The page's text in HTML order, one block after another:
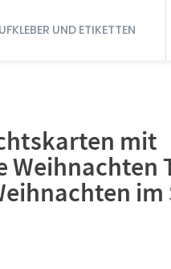
UND ETIKETTEN
mit
Weihnachten
im